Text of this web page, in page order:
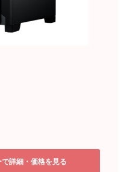
詳細・価格を見る